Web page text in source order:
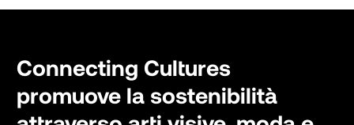
Connecting Cultures
promuove la sostenibilità